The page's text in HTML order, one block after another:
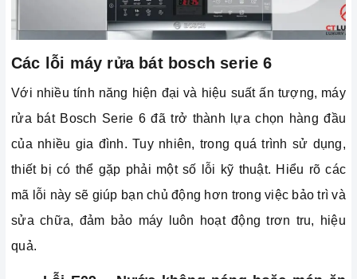
Các lỗi máy rửa bát bosch serie 6
Với nhiều tính năng hiện đại và hiệu suất ấn tượng, máy
rửa bát Bosch Serie 6 đã trở thành lựa chọn hàng đầu
của nhiều gia đình. Tuy nhiên, trong quá trình sử dụng,
thiết bị có thể gặp phải một số lỗi kỹ thuật. Hiểu rõ các
mã lỗi này sẽ giúp bạn chủ động hơn trong việc bảo trì và
sửa chữa, đảm bảo máy luôn hoạt động trơn tru, hiệu
quả.